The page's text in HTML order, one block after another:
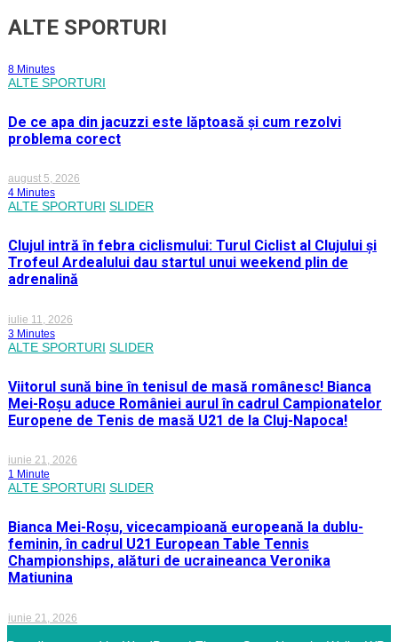
ALTE SPORTURI
8 Minutes
ALTE SPORTURI
De ce apa din jacuzzi este lăptoasă și cum rezolvi
problema corect
august 5, 2026
4 Minutes
ALTE SPORTURI SLIDER
Clujul intră în febra ciclismului: Turul Ciclist al Clujului și
Trofeul Ardealului dau startul unui weekend plin de
adrenalină
iulie 11, 2026
3 Minutes
ALTE SPORTURI SLIDER
Viitorul sună bine în tenisul de masă românesc! Bianca
Mei-Roșu aduce României aurul în cadrul Campionatelor
Europene de Tenis de masă U21 de la Cluj-Napoca!
iunie 21, 2026
1 Minute
ALTE SPORTURI SLIDER
Bianca Mei-Roșu, vicecampioană europeană la dublu-
feminin, în cadrul U21 European Table Tennis
Championships, alături de ucraineanca Veronika
Matiunina
iunie 21, 2026